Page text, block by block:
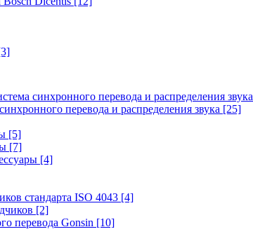
синхронного перевода и распределения звука
перевода и распределения звука [25]
[5]
[7]
[4]
стандарта ISO 4043 [4]
[2]
перевода Gonsin [10]